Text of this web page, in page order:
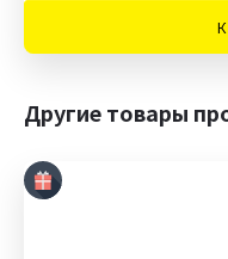
Другие товары